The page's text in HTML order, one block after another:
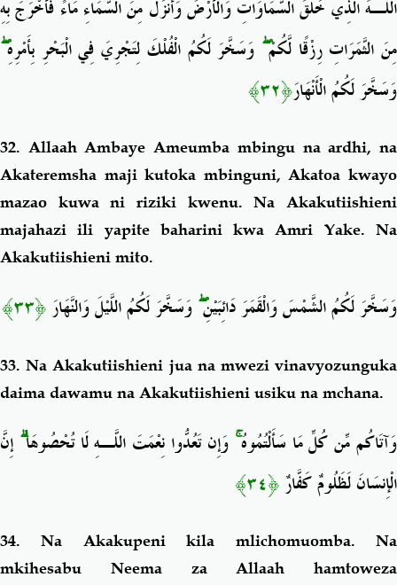
اللَّـهُ الَّذِي خَلَقَ السَّمَاوَاتِ وَالْأَرْضَ وَأَنزَلَ مِنَ السَّمَاءِ مَاءً فَأَخْرَجَ بِهِ
مِنَ الثَّمَرَاتِ رِزْقًا لَّكُمْۖ وَسَخَّرَ لَكُمُ الْفُلْكَ لِتَجْرِيَ فِي الْبَحْرِ بِأَمْرِهِۖ
وَسَخَّرَ لَكُمُ الْأَنْهَارَ﴿٣٢﴾
32. Allaah Ambaye Ameumba mbingu na ardhi, na
Akateremsha maji kutoka mbinguni, Akatoa kwayo
mazao kuwa ni riziki kwenu. Na Akakutiishieni
majahazi ili yapite baharini kwa Amri Yake. Na
Akakutiishieni mito.
وَسَخَّرَ لَكُمُ الشَّمْسَ وَالْقَمَرَ دَائِبَيْنِۖوَسَخَّرَ لَكُمُ اللَّيْلَ وَالنَّهَارَ﴿٣٣﴾
33. Na Akakutiishieni jua na mwezi vinavyozunguka
daima dawamu na Akakutiishieni usiku na mchana.
وَآتَاكُم مِّن كُلِّ مَا سَأَلْتُمُوهُۚ وَإِن تَعُدُّوا نِعْمَتَ اللَّـهِ لَا تُحْصُوهَاۗ إِنَّ
الْإِنسَانَ لَظَلُومٌ كَفَّارٌ﴿٣٤﴾
34. Na Akakupeni kila mlichomuomba. Na
mkihesabu Neema za Allaah hamtoweza